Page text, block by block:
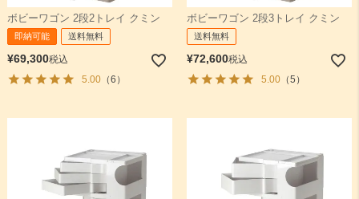
ボビーワゴン 2段2トレイ クミン
即納可能 送料無料
¥69,300税込
5.00（6）
ボビーワゴン 2段3トレイ クミン
送料無料
¥72,600税込
5.00（5）